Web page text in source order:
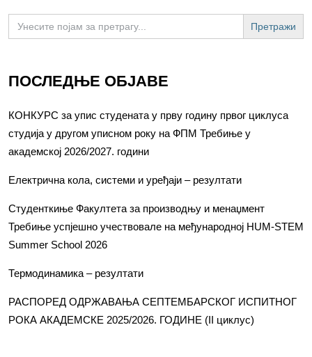
Search
for:
ПОСЛЕДЊЕ ОБЈАВЕ
КОНКУРС за упис студената у прву годину првог циклуса
студија у другом уписном року на ФПМ Требиње у
академској 2026/2027. години
Електрична кола, системи и уређаји – резултати
Студенткиње Факултета за производњу и менаџмент
Требиње успјешно учествовале на међународној HUM-STEM
Summer School 2026
Термодинамика – резултати
РАСПОРЕД ОДРЖАВАЊА СЕПТЕМБАРСКОГ ИСПИТНОГ
РОКА АКАДЕМСКЕ 2025/2026. ГОДИНЕ (II циклус)